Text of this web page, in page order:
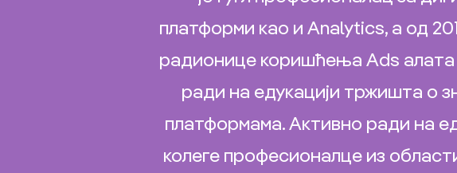
платформи као и Analytics, а од
радионице коришћења Аds алата
ради на едукацији тржишта о
платформама. Активно ради на
колеге професионалце из